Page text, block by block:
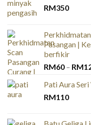
RM350
Pasangan |
berfikir
RM60 – RM
Pati Aura
RM110
Batu Geliga